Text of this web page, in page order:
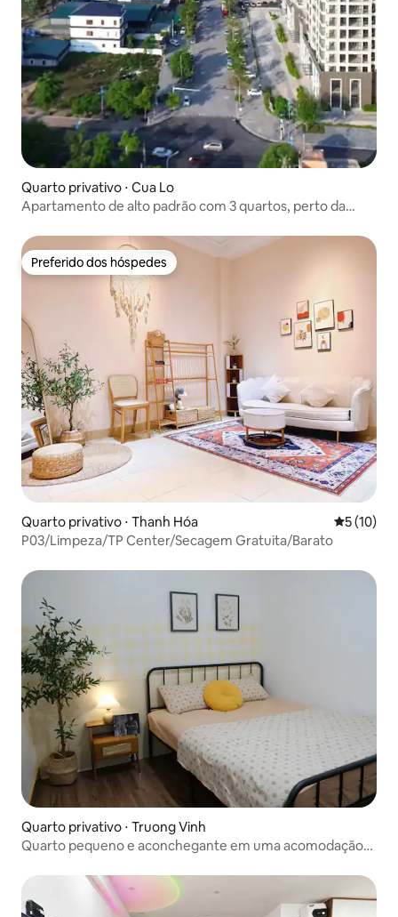
Quarto privativo ⋅ Cua Lo
Apartamento de alto padrão com 3 quartos, perto da
Preferido dos hóspedes
Preferido dos hóspedes
Quarto privativo ⋅ Thanh Hóa 5 de uma
5 (10)
P03/Limpeza/TP Center/Secagem Gratuita/Barato
Quarto privativo ⋅ Truong Vinh
Quarto pequeno e aconchegante em uma acomodação